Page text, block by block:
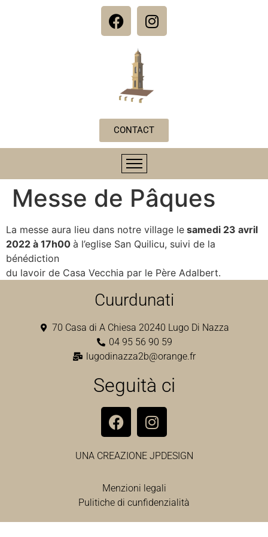
CONTACT
Messe de Pâques
La messe aura lieu dans notre village le samedi 23 avril
2022 à 17h00 à l’eglise San Quilicu, suivi de la
bénédiction
du lavoir de Casa Vecchia par le Père Adalbert.
Cuurdunati
70 Casa di A Chiesa 20240 Lugo Di Nazza
04 95 56 90 59
lugodinazza2b@orange.fr
Seguità ci
UNA CREAZIONE JPDESIGN
Menzioni legali
Pulitiche di cunfidenzialità